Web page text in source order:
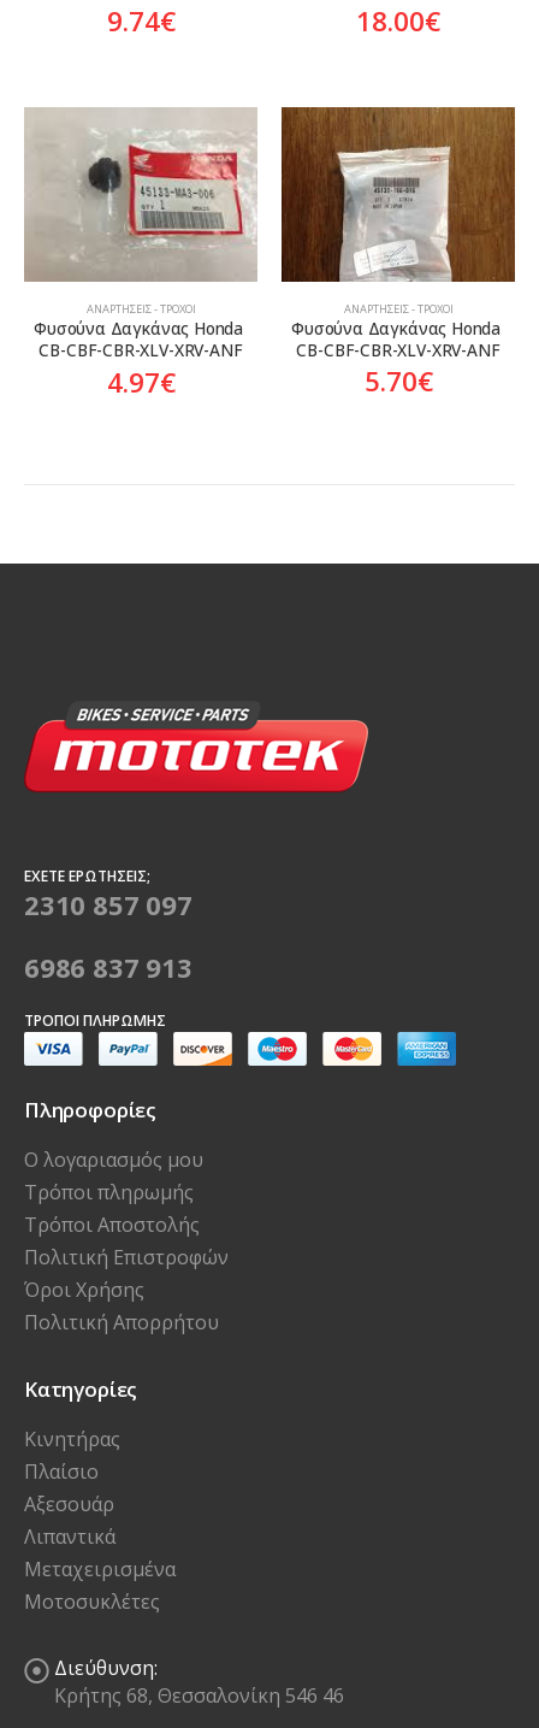
9.74€ 18.00€
ΑΝΑΡΤΉΣΕΙΣ - ΤΡΟΧΟΊ
Φυσούνα Δαγκάνας Honda
CB-CBF-CBR-XLV-XRV-ANF
4.97€
ΑΝΑΡΤΉΣΕΙΣ - ΤΡΟΧΟΊ
Φυσούνα Δαγκάνας Honda
CB-CBF-CBR-XLV-XRV-ANF
5.70€
ΈΧΕΤΕ ΕΡΩΤΉΣΕΙΣ;
2310 857 097
6986 837 913
ΤΡΌΠΟΙ ΠΛΗΡΩΜΉΣ
Πληροφορίες
Ο λογαριασμός μου
Τρόποι πληρωμής
Τρόποι Αποστολής
Πολιτική Επιστροφών
Όροι Χρήσης
Πολιτική Απορρήτου
Κατηγορίες
Κινητήρας
Πλαίσιο
Αξεσουάρ
Λιπαντικά
Μεταχειρισμένα
Μοτοσυκλέτες
Διεύθυνση:
Κρήτης 68, Θεσσαλονίκη 546 46